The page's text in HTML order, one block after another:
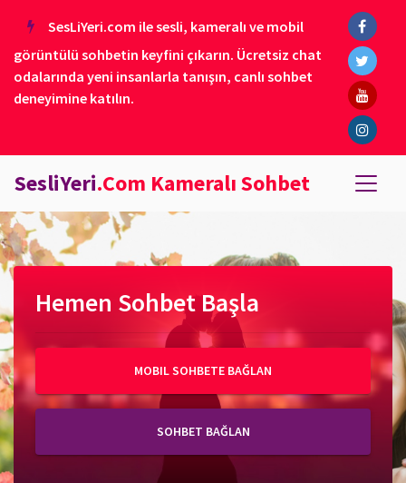
SesLiYeri.com ile sesli, kameralı ve mobil
görüntülü sohbetin keyfini çıkarın. Ücretsiz chat
odalarında yeni insanlarla tanışın, canlı sohbet
deneyimine katılın.
SesliYeri.Com Kameralı Sohbet
Hemen Sohbet Başla
MOBIL SOHBETE BAĞLAN
SOHBET BAĞLAN